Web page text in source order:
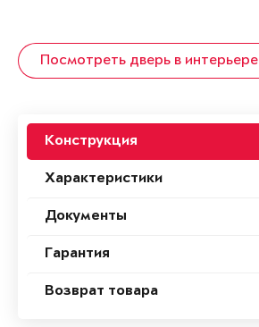
Посмотреть дверь в интерьере
Конструкция
Характеристики
Документы
Гарантия
Возврат товара